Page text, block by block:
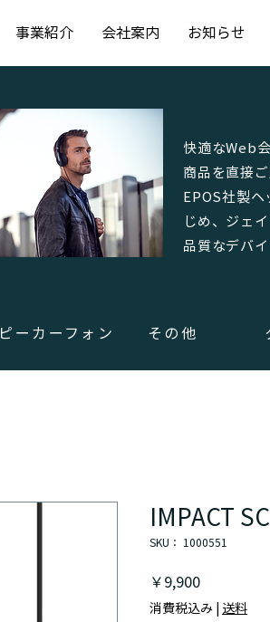
事業紹介 会社案内 お知らせ
快適なWeb
商品を直接
EPOS社製
じめ、ジェ
品質なデバ
ーカーフォン その他
IMPACT
SKU： 1000551
￥9,900価
格
消費税込み | 送料